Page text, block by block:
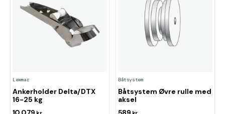
Lewmar
Ankerholder Delta/DTX
16-25 kg
Båtsystem
Båtsystem Øvre rulle med
aksel